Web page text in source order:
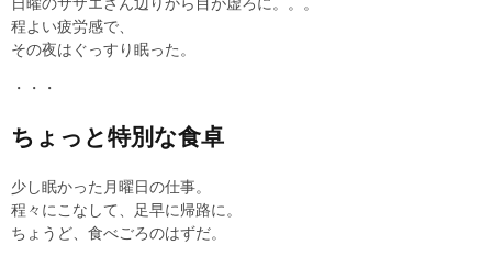
程よい疲労感で、
その夜はぐっすり眠った。
・・・
ちょっと特別な食卓
少し眠かった月曜日の仕事。
程々にこなして、足早に帰路に。
ちょうど、食べごろのはずだ。